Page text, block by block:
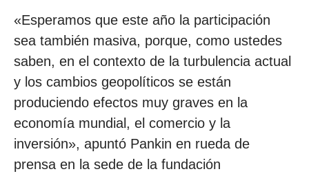
«Esperamos que este año la participación
sea también masiva, porque, como ustedes
saben, en el contexto de la turbulencia actual
y los cambios geopolíticos se están
produciendo efectos muy graves en la
economía mundial, el comercio y la
inversión», apuntó Pankin en rueda de
prensa en la sede de la fundación